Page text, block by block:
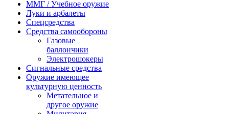
ММГ / Учебное оружие
Луки и арбалеты
Спецсредства
Средства самообороны
Газовые
баллончики
Электрошокеры
Сигнальные средства
Оружие имеющее
культурную ценность
Метательное и
другое оружие